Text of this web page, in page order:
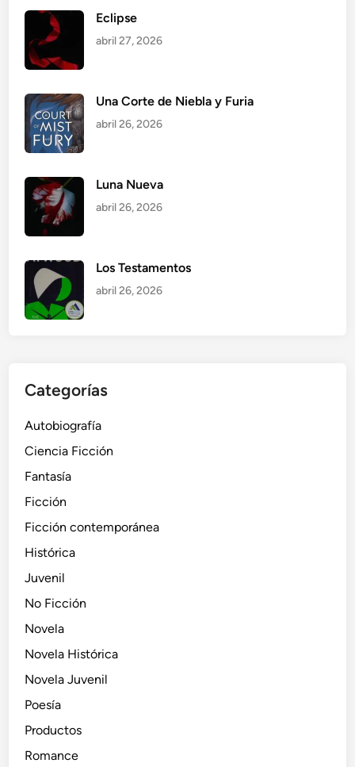
Eclipse
abril 27, 2026
Una Corte de Niebla y Furia
abril 26, 2026
Luna Nueva
abril 26, 2026
Los Testamentos
abril 26, 2026
Categorías
Autobiografía
Ciencia Ficción
Fantasía
Ficción
Ficción contemporánea
Histórica
Juvenil
No Ficción
Novela
Novela Histórica
Novela Juvenil
Poesía
Productos
Romance